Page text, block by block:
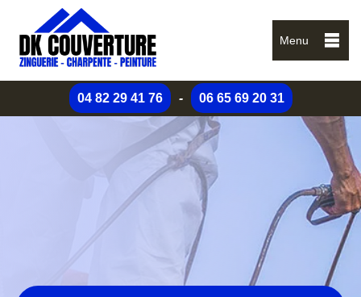
Menu
04 82 29 41 76 - 06 65 69 20 31